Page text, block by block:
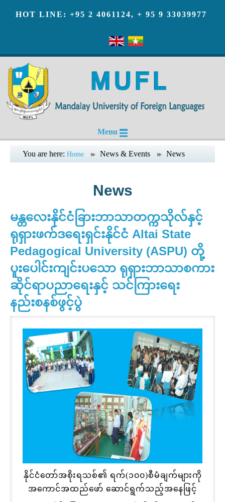
HOT LINE: +95 2 4061124, + 95 9 33039977
Menu
You are here: Home News & Events News
News
မန္တလေးနိုင်ငံခြားဘာသာတက္ကသိုလ်နှင့်
ရုရှားဖက်ဒရေးရှင်းနိုင်ငံ Altai State
Pedagogical University (ASPU) တို့
ပူးပေါင်းကျင်းပသော ရုရှားဘာသာစကား
ဆိုင်ရာပညာရေးနှင့် သင်ကြားရေး
နည်းစနစ်ဖွင့်ပွဲ
နိုင်ငံတော်အစိုးရသစ်၏ ရက်(၁၀၀)စီမံချက်များကို
အကောင်အထည်ဖော် ဆောင်ရွက်သည့်အနေဖြင့်